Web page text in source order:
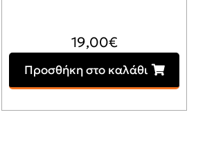
19,00€
Προσθήκη στο καλάθι